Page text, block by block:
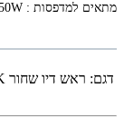
מתאים למדפסות :
דגם: ‏ראש דיו שחור Brother LC421XLBK מקורי